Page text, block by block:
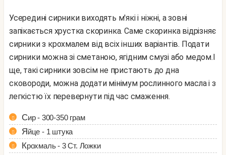
Усередині сирники виходять м'які і ніжні, а зовні
запікається хрустка скоринка. Саме скоринка відрізняє
сирники з крохмалем від всіх інших варіантів. Подати
сирники можна зі сметаною, ягідним смузі або медом.І
ще, такі сирники зовсім не пристають до дна
сковороди, можна додати мінімум рослинного масла і з
легкістю їх перевернути під час смаження.
Сир - 300-350 грам
Яйце - 1 штука
Крохмаль - 3 Ст. Ложки